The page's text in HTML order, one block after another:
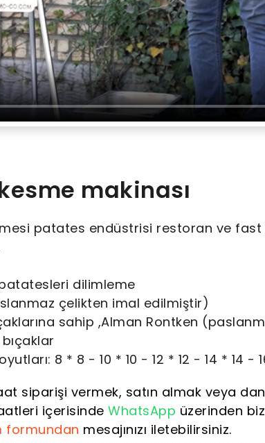
makinası
patates endüstrisi restoran ve fast
dilimleme
çelikten imal edilmiştir)
sahip ,Alman Rontken
8 * 8 - 10 * 10 - 12 * 12 - 14 * 14 -
siparişi vermek, satın almak veya
içerisinde WhatsApp üzerinden
formundan mesajınızı iletebilirsiniz.